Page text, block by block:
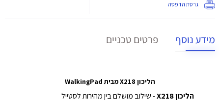
גרסת הדפסה
מידע נוסף פרטים טכניים
הליכון X218 מבית WalkingPad
הליכון X218 - שילוב מושלם בין מהירות לסטייל